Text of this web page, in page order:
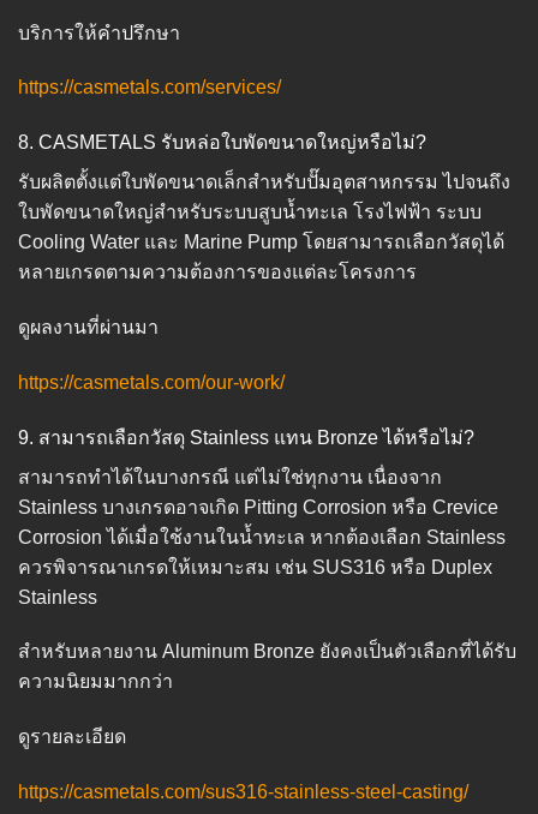
บริการให้คำปรึกษา
https://casmetals.com/services/
8. CASMETALS รับหล่อใบพัดขนาดใหญ่หรือไม่?
รับผลิตตั้งแต่ใบพัดขนาดเล็กสำหรับปั๊มอุตสาหกรรม ไปจนถึง
ใบพัดขนาดใหญ่สำหรับระบบสูบน้ำทะเล โรงไฟฟ้า ระบบ
Cooling Water และ Marine Pump โดยสามารถเลือกวัสดุได้
หลายเกรดตามความต้องการของแต่ละโครงการ
ดูผลงานที่ผ่านมา
https://casmetals.com/our-work/
9. สามารถเลือกวัสดุ Stainless แทน Bronze ได้หรือไม่?
สามารถทำได้ในบางกรณี แต่ไม่ใช่ทุกงาน เนื่องจาก
Stainless บางเกรดอาจเกิด Pitting Corrosion หรือ Crevice
Corrosion ได้เมื่อใช้งานในน้ำทะเล หากต้องเลือก Stainless
ควรพิจารณาเกรดให้เหมาะสม เช่น SUS316 หรือ Duplex
Stainless
สำหรับหลายงาน Aluminum Bronze ยังคงเป็นตัวเลือกที่ได้รับ
ความนิยมมากกว่า
ดูรายละเอียด
https://casmetals.com/sus316-stainless-steel-casting/